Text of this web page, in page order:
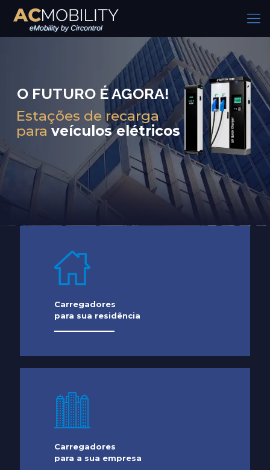
Estações de recarga
para veículos elétricos
O FUTURO É AGORA!
Carregadores
para sua residência
Carregadores
para a sua empresa